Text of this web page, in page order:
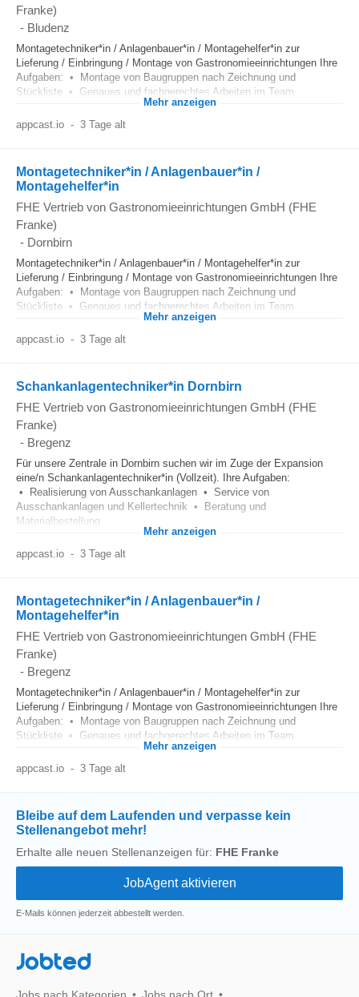
Franke)
- Bludenz
Montagetechniker*in / Anlagenbauer*in / Montagehelfer*in zur
Lieferung / Einbringung / Montage von Gastronomieeinrichtungen Ihre
Aufgaben: • Montage von Baugruppen nach Zeichnung und
Stückliste • Genaues und fachgerechtes Arbeiten im Team
Mehr anzeigen
appcast.io - 3 Tage alt
Montagetechniker*in / Anlagenbauer*in /
Montagehelfer*in
FHE Vertrieb von Gastronomieeinrichtungen GmbH (FHE
Franke)
- Dornbirn
Montagetechniker*in / Anlagenbauer*in / Montagehelfer*in zur
Lieferung / Einbringung / Montage von Gastronomieeinrichtungen Ihre
Aufgaben: • Montage von Baugruppen nach Zeichnung und
Stückliste • Genaues und fachgerechtes Arbeiten im Team
Mehr anzeigen
appcast.io - 3 Tage alt
Schankanlagentechniker*in Dornbirn
FHE Vertrieb von Gastronomieeinrichtungen GmbH (FHE
Franke)
- Bregenz
Für unsere Zentrale in Dornbirn suchen wir im Zuge der Expansion
eine/n Schankanlagentechniker*in (Vollzeit). Ihre Aufgaben:
• Realisierung von Ausschankanlagen • Service von
Ausschankanlagen und Kellertechnik • Beratung und
Materialbestellung
Mehr anzeigen
appcast.io - 3 Tage alt
Montagetechniker*in / Anlagenbauer*in /
Montagehelfer*in
FHE Vertrieb von Gastronomieeinrichtungen GmbH (FHE
Franke)
- Bregenz
Montagetechniker*in / Anlagenbauer*in / Montagehelfer*in zur
Lieferung / Einbringung / Montage von Gastronomieeinrichtungen Ihre
Aufgaben: • Montage von Baugruppen nach Zeichnung und
Stückliste • Genaues und fachgerechtes Arbeiten im Team
Mehr anzeigen
appcast.io - 3 Tage alt
Bleibe auf dem Laufenden und verpasse kein
Stellenangebot mehr!
Erhalte alle neuen Stellenanzeigen für: FHE Franke
E-Mails können jederzeit abbestellt werden.
Jobted